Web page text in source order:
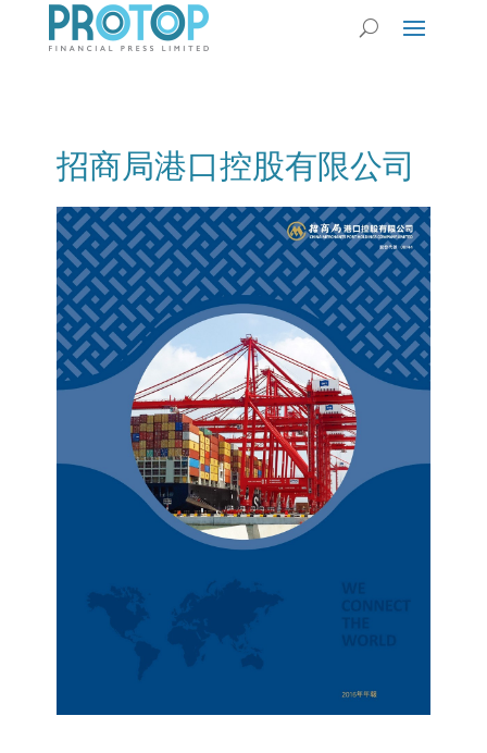
招商局港口控股有限公司